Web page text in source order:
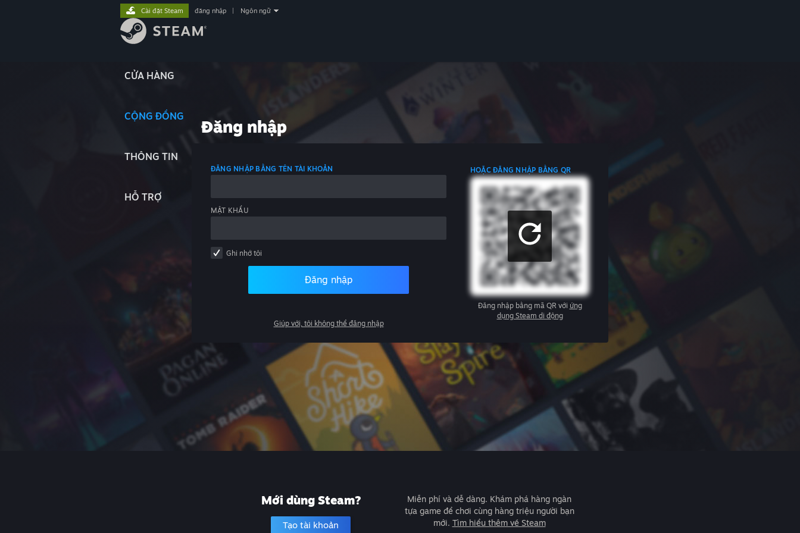
CỬA HÀNG
CỘNG ĐỒNG
THÔNG TIN
HỖ TRỢ
Cài đặt Steam đăng nhập Ngôn ngữ
Đăng nhập
ĐĂNG NHẬP BẰNG TÊN TÀI KHOẢN
MẬT KHẨU
Ghi nhớ tôi
Đăng nhập
Giúp với, tôi không thể đăng nhập
HOẶC ĐĂNG NHẬP BẰNG QR
Đăng nhập bằng mã QR với ứng
dụng Steam di động
Mới dùng Steam?
Tạo tài khoản
Miễn phí và dễ dàng. Khám phá hàng ngàn
tựa game để chơi cùng hàng triệu người bạn
mới. Tìm hiểu thêm về Steam